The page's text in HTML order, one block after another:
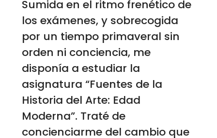
Sumida en el ritmo frenético de
los exámenes, y sobrecogida
por un tiempo primaveral sin
orden ni conciencia, me
disponía a estudiar la
asignatura “Fuentes de la
Historia del Arte: Edad
Moderna”. Traté de
concienciarme del cambio que